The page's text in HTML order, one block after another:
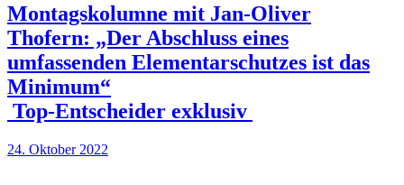
Montagskolumne mit Jan-Oliver
Thofern: „Der Abschluss eines
umfassenden Elementarschutzes ist das
Minimum“
Top-Entscheider exklusiv
24. Oktober 2022